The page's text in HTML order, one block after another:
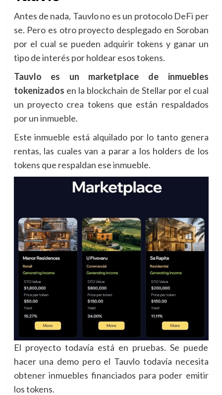
Antes de nada, Tauvlo no es un protocolo DeFi per
se. Pero es otro proyecto desplegado en Soroban
por el cual se pueden adquirir tokens y ganar un
tipo de interés por holdear esos tokens.
Tauvlo es un marketplace de inmuebles
tokenizados en la blockchain de Stellar por el cual
un proyecto crea tokens que están respaldados
por un inmueble.
Este inmueble está alquilado por lo tanto genera
rentas, las cuales van a parar a los holders de los
tokens que respaldan ese inmueble.
El proyecto todavía está en pruebas. Se puede
hacer una demo pero el Tauvlo todavía necesita
obtener inmuebles financiados para poder emitir
los tokens.